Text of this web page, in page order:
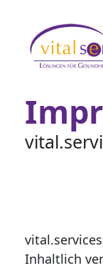
Inhaltlich